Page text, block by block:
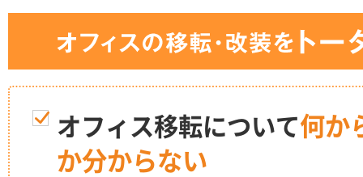
オフィス移転について何か
か分からない